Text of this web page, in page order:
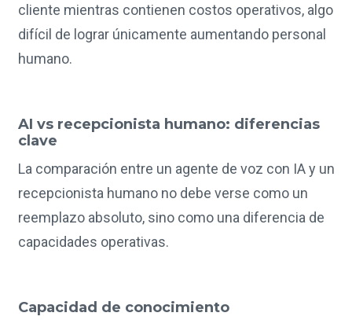
cliente mientras contienen costos operativos, algo
difícil de lograr únicamente aumentando personal
humano.
AI vs recepcionista humano: diferencias
clave
La comparación entre un agente de voz con IA y un
recepcionista humano no debe verse como un
reemplazo absoluto, sino como una diferencia de
capacidades operativas.
Capacidad de conocimiento